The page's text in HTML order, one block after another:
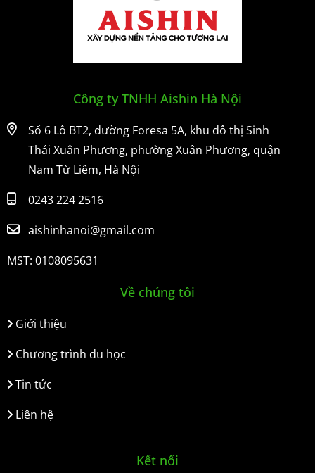
Công ty TNHH Aishin Hà Nội
Số 6 Lô BT2, đường Foresa 5A, khu đô thị Sinh
Thái Xuân Phương, phường Xuân Phương, quận
Nam Từ Liêm, Hà Nội
0243 224 2516
aishinhanoi@gmail.com
MST: 0108095631
Về chúng tôi
Giới thiệu
Chương trình du học
Tin tức
Liên hệ
Kết nối